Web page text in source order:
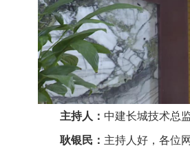
主持人： 中建长城技术总
耿银民： 主持人好，各位